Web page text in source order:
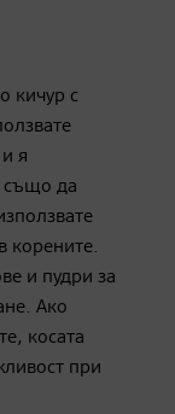
кичур с
я
също да
корените.
и пудри за
Ако
косата
при